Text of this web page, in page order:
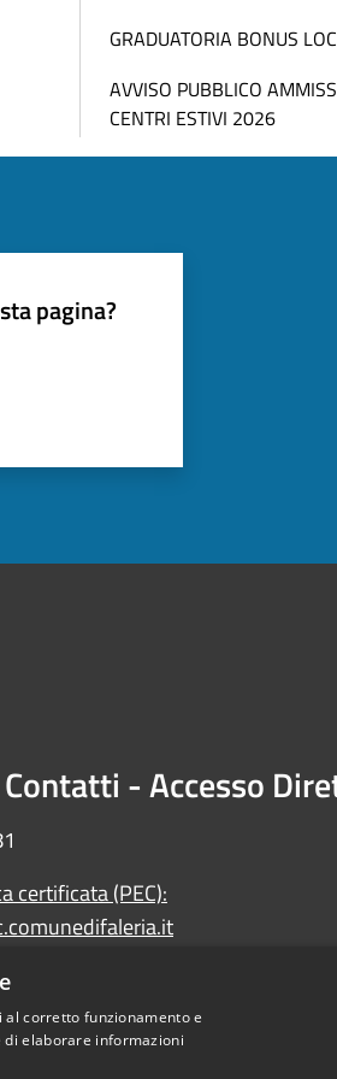
GRADUATORIA BONUS
AVVISO PUBBLICO
CENTRI ESTIVI 2026
pagina?
- Accesso
certificata (PEC):
corretto funzionamento e
di elaborare informazioni